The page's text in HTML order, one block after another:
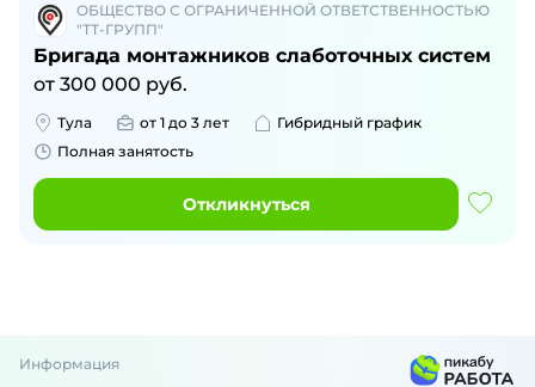
ОБЩЕСТВО С ОГРАНИЧЕННОЙ ОТВЕТСТВЕННОСТЬЮ
"ТТ-ГРУПП"
Бригада монтажников слаботочных систем
от 300 000 руб.
Тула от 1 до 3 лет
Гибридный график
Полная занятость
Откликнуться
Информация